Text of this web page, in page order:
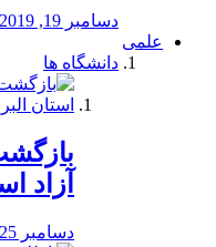
دسامبر 19, 2019
علمی
دانشگاه ها
آزاد
دسامبر 25, 2019